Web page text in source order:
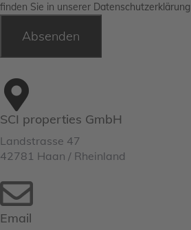
finden Sie in unserer Datenschutzerklärung
Absenden
SCI properties GmbH
Landstrasse 47
42781 Haan / Rheinland
Email